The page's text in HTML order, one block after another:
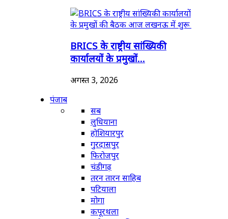
BRICS के राष्ट्रीय सांख्यिकी
कार्यालयों के प्रमुखों...
अगस्त 3, 2026
पंजाब
सब
लुधियाना
होशियारपुर
गुरदासपुर
फिरोजपुर
चंडीगढ़
तरन तारन साहिब
पटियाला
मोगा
कपूरथला